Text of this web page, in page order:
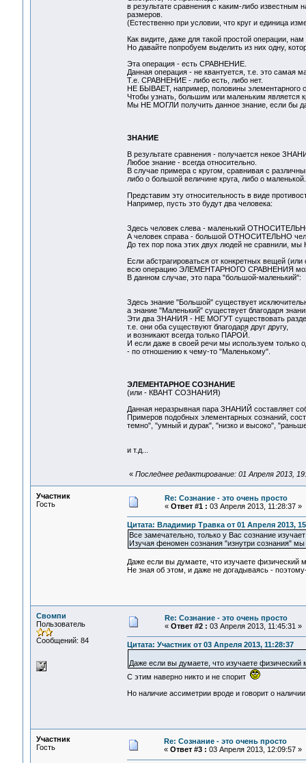
в результате сравнения с каким-либо известным
размеров.
(Естественно при условии, что круг и единица
Как видите, даже для такой простой операции,
Но давайте попробуем выделить из них одну,
Эта операция - есть СРАВНЕНИЕ.
Данная операция - не квантуется, т.е. это
Т.е. СРАВНЕНИЕ - либо есть, либо нет.
НЕ БЫВАЕТ, например, половины элементарного
Чтобы узнать, большим или маленьким
Мы НЕ МОГЛИ получить данное знание, если бы
ЗНАНИЕ
В результате сравнения - получается некое
Любое знание - всегда относительно.
В случае примера с кругом, сравнивая с
либо о большой величине круга, либо о маленькой.
Представим эту относительность в виде
Например, пусть это будут два человека:
Здесь человек слева - маленький
А человек справа - большой ОТНОСИТЕЛЬНО
До тех пор пока этих двух людей не сравнили,
Если абстрагироваться от конкретных вещей (или
всю операцию ЭЛЕМЕНТАРНОГО СРАВНЕНИЯ
В данном случае, это пара "большой-маленький":
Здесь знание "Большой" существует
а знание "Маленький" существует благодаря
Эти два ЗНАНИЯ - НЕ МОГУТ существовать
т.е. они оба существуют благодаря друг другу,
и возникают всегда только ПАРОЙ.
И если даже в своей речи мы используем
- по отношению к чему-то "Маленькому".
ЭЛЕМЕНТАРНОЕ СОЗНАНИЕ
(или - КВАНТ СОЗНАНИЯ)
Данная неразрывная пара ЗНАНИЙ
Примеров подобных элементарных сознаний,
темно", "умный и дурак", "низко и высоко",
и т.д...
« Последнее редактирование: 01 Апреля 2013,
Участник
Гость
Re: Сознание - это очень просто
« Ответ #1 : 03 Апреля 2013, 11:28:37 »
Цитата: Владимир Травка от 01 Апреля 2013,
Все замечательно, только у Вас сознание
Изучая феномен сознания "изнутри сознания"
Даже если вы думаете, что изучаете
Не зная об этом, и даже не догадываясь -
Свомпи
Пользователь
Сообщений: 84
Re: Сознание - это очень просто
« Ответ #2 : 03 Апреля 2013, 11:45:31 »
Цитата: Участник от 03 Апреля 2013, 11:28:37
Даже если вы думаете, что изучаете
С этим наверно никто и не спорит
Но наличие ассиметрии вроде и говорит о
Участник
Гость
Re: Сознание - это очень просто
« Ответ #3 : 03 Апреля 2013, 12:09:57 »